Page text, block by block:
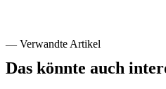
— Verwandte Artikel
Das könnte auch